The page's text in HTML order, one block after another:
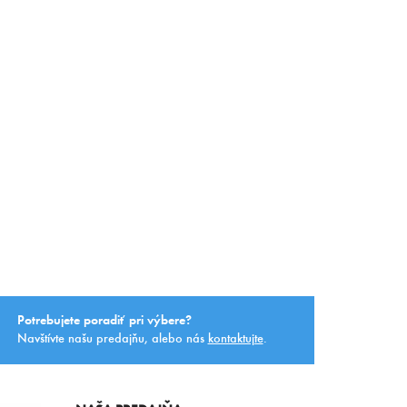
Potrebujete poradiť pri výbere?
Navštívte našu predajňu, alebo nás kontaktujte.